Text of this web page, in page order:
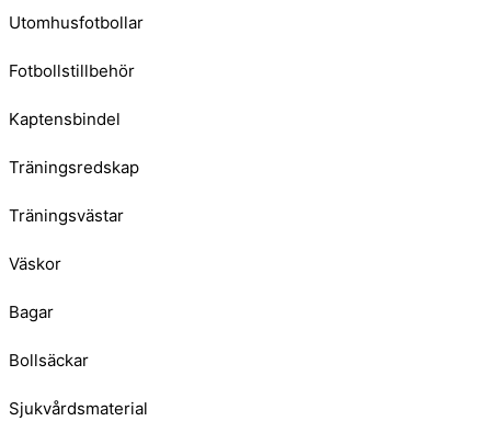
Utomhusfotbollar
Fotbollstillbehör
Kaptensbindel
Träningsredskap
Träningsvästar
Väskor
Bagar
Bollsäckar
Sjukvårdsmaterial